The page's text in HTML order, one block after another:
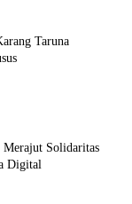
Taruna
Solidaritas
Digital